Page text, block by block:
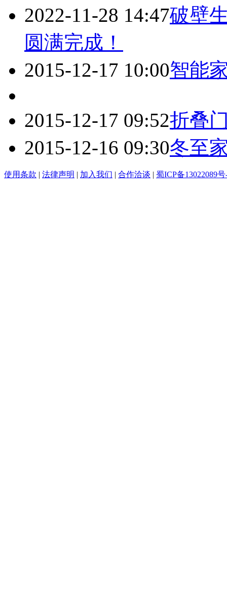
2022-11-28 14:47破壁
圆满完成！
2015-12-17 10:00智能
2015-12-17 09:52折叠
2015-12-16 09:30冬至
使用条款 | 法律声明 | 加入我们 | 合作洽谈 | 蜀ICP备13022089号